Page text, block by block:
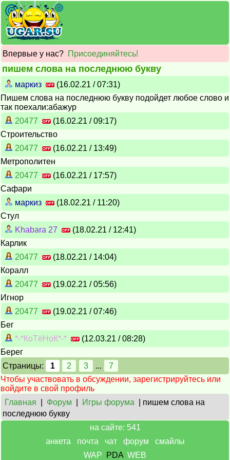
Впервые у нас? Присоединяйтесь!
пишем слова на последнюю букву
маркиз
(16.02.21 / 07:31)
Пишем слова на последнюю букву подойдет любое слово и
так поехали:абажур
20477
(16.02.21 / 09:17)
Строительство
20477
(16.02.21 / 13:49)
Метрополитен
20477
(16.02.21 / 17:57)
Сафари
маркиз
(18.02.21 / 11:20)
Стул
Khabara 27
(18.02.21 / 12:41)
Карлик
20477
(18.02.21 / 14:04)
Коралл
20477
(19.02.21 / 05:56)
Игнор
20477
(19.02.21 / 07:46)
Бег
*-*КоТёНоК*-*
(12.03.21 / 08:28)
Берег
Страницы:
1 2 3 ...
7
Чтобы участвовать в обсуждении, зарегистрируйтесь или
войдите в свой профиль
Главная
Форум Игры форума
| пишем слова на
последнюю букву
на сайте: 541
анкета
почта чат форум
смайлы
WAP
PDA WEB